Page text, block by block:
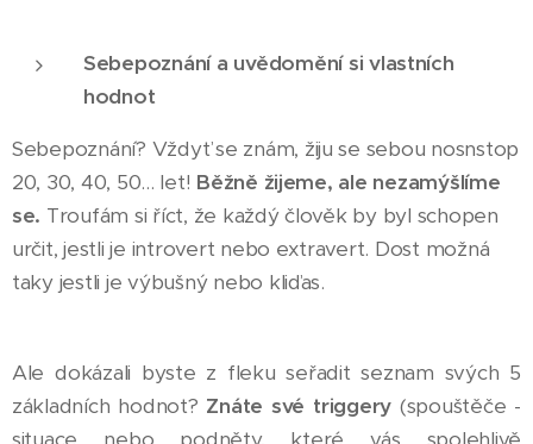
Sebepoznání a uvědomění si vlastních
hodnot
Sebepoznání? Vždyť se znám, žiju se sebou nosnstop
20, 30, 40, 50... let! Běžně žijeme, ale nezamýšlíme
se. Troufám si říct, že každý člověk by byl schopen
určit, jestli je introvert nebo extravert. Dost možná
taky jestli je výbušný nebo kliďas.
Ale dokázali byste z fleku seřadit seznam svých 5
základních hodnot? Znáte své triggery (spouštěče -